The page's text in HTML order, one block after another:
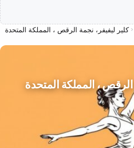
كلير ليفيفر، نجمة الرقص ، المملكة المتحدة
الرقص ، المملكة المتحدة